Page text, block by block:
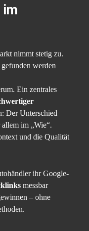
im
nimmt stetig zu.
werden
Ein zentrales
Der Unterschied
im „Wie“.
und die Qualität
ihr Google-
messbar
– ohne